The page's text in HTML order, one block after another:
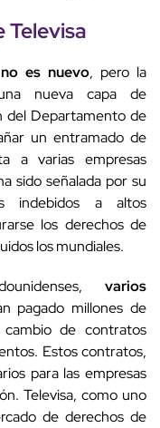
Televisa
no es nuevo, pero la
nueva capa de
del Departamento de
un entramado de
a varias empresas
sido señalada por su
indebidos a altos
los derechos de
los mundiales.
varios
pagado millones de
de contratos
Estos contratos,
para las empresas
Televisa, como uno
de derechos de